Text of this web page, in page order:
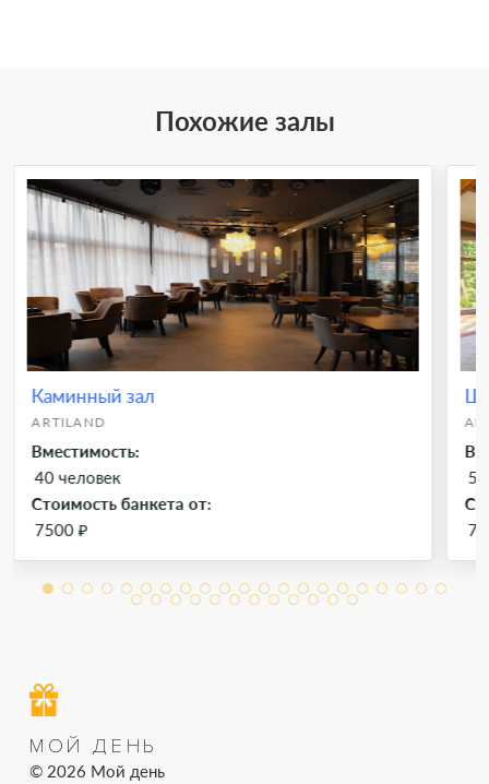
Похожие залы
Каминный зал
ARTILAND
Вместимость:
40 человек
Стоимость банкета от:
7500 ₽
МОЙ ДЕНЬ
© 2026 Мой день